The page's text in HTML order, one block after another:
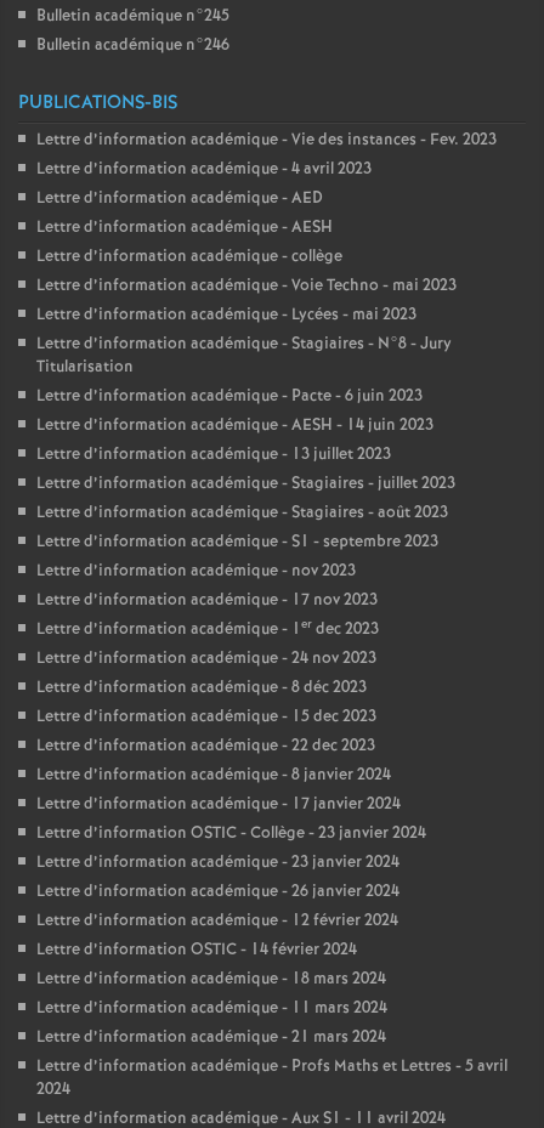
Bulletin académique n°245
Bulletin académique n°246
PUBLICATIONS-BIS
Lettre d’information académique - Vie des instances - Fev. 2023
Lettre d’information académique - 4 avril 2023
Lettre d’information académique - AED
Lettre d’information académique - AESH
Lettre d’information académique - collège
Lettre d’information académique - Voie Techno - mai 2023
Lettre d’information académique - Lycées - mai 2023
Lettre d’information académique - Stagiaires - N°8 - Jury
Titularisation
Lettre d’information académique - Pacte - 6 juin 2023
Lettre d’information académique - AESH - 14 juin 2023
Lettre d’information académique - 13 juillet 2023
Lettre d’information académique - Stagiaires - juillet 2023
Lettre d’information académique - Stagiaires - août 2023
Lettre d’information académique - S1 - septembre 2023
Lettre d’information académique - nov 2023
Lettre d’information académique - 17 nov 2023
Lettre d’information académique - 1 er dec 2023
Lettre d’information académique - 24 nov 2023
Lettre d’information académique - 8 déc 2023
Lettre d’information académique - 15 dec 2023
Lettre d’information académique - 22 dec 2023
Lettre d’information académique - 8 janvier 2024
Lettre d’information académique - 17 janvier 2024
Lettre d’information OSTIC - Collège - 23 janvier 2024
Lettre d’information académique - 23 janvier 2024
Lettre d’information académique - 26 janvier 2024
Lettre d’information académique - 12 février 2024
Lettre d’information OSTIC - 14 février 2024
Lettre d’information académique - 18 mars 2024
Lettre d’information académique - 11 mars 2024
Lettre d’information académique - 21 mars 2024
Lettre d’information académique - Profs Maths et Lettres - 5 avril
2024
Lettre d’information académique - Aux S1 - 11 avril 2024